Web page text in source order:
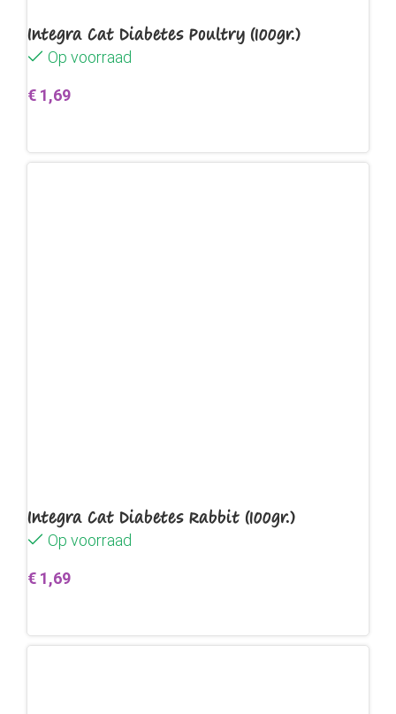
Integra Cat Diabetes Poultry (100gr.)
Op voorraad
€ 1,69
Integra Cat Diabetes Rabbit (100gr.)
Op voorraad
€ 1,69